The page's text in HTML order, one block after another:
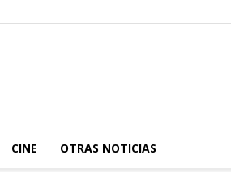
CINE OTRAS NOTICIAS